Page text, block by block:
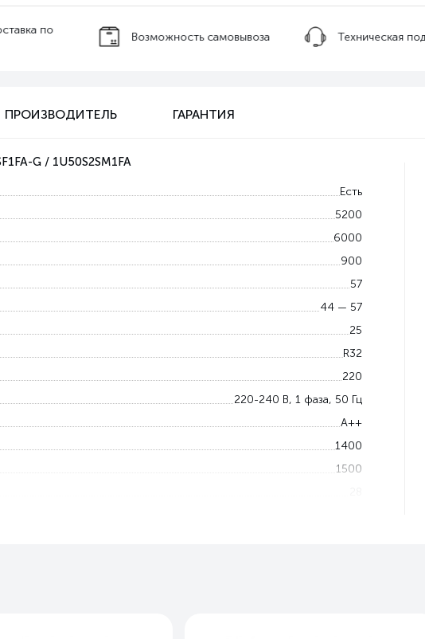
по
Возможность самовывоза Техническая
ПРОИЗВОДИТЕЛЬ ГАРАНТИЯ
G / 1U50S2SM1FA
Есть
5200
6000
900
57
44 — 57
25
R32
220
220-240 В, 1 фаза, 50 Гц
A++
1400
1500